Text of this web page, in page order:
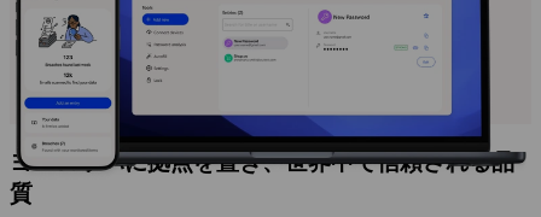
ヨーロッパに拠点を置き、世界中で信頼される品
質